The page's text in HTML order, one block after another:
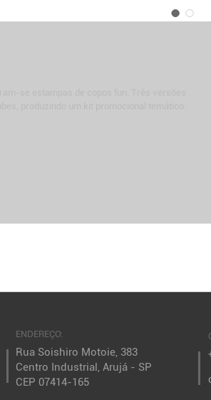
ENDEREÇO:
Rua Soishiro Motoie, 383
Centro Industrial, Arujá - SP
CEP 07414-165